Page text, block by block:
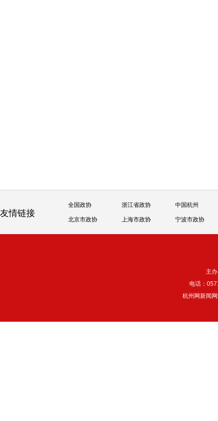
友情链接
全国政协 浙江省政协 中国杭州
北京市政协 上海市政协 宁波市政协
主
电话：
杭州网新闻